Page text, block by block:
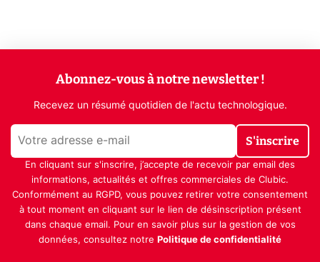
Abonnez-vous à notre newsletter !
Recevez un résumé quotidien de l'actu technologique.
S'inscrire
En cliquant sur s'inscrire, j’accepte de recevoir par email des
informations, actualités et offres commerciales de Clubic.
Conformément au RGPD, vous pouvez retirer votre consentement
à tout moment en cliquant sur le lien de désinscription présent
dans chaque email. Pour en savoir plus sur la gestion de vos
données, consultez notre Politique de confidentialité